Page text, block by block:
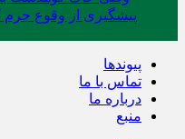
پیشگیری از وقوع
پیوندها
تماس با ما
درباره ما
منبع